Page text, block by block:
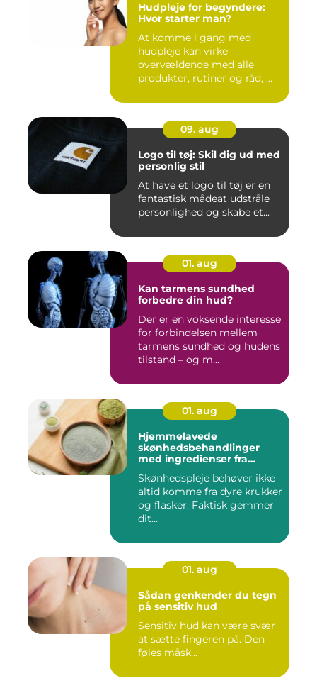
Hudpleje for begyndere:
Hvor starter man?
At komme i gang med
hudpleje kan virke
overvældende med alle
produkter, rutiner og råd, ...
09. aug
Logo til tøj: Skil dig ud med
personlig stil
At have et logo til tøj er en
fantastisk mådeat udstråle
personlighed og skabe et...
01. aug
Kan tarmens sundhed
forbedre din hud?
Der er en voksende interesse
for forbindelsen mellem
tarmens sundhed og hudens
tilstand – og m...
01. aug
Hjemmelavede
skønhedsbehandlinger
med ingredienser fra
Skønhedspleje behøver ikke
altid komme fra dyre krukker
og flasker. Faktisk gemmer
dit...
01. aug
Sådan genkender du tegn
på sensitiv hud
Sensitiv hud kan være svær
at sætte fingeren på. Den
føles måsk...